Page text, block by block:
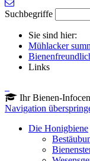
Suchbegriffe
Sie sind hier:
Mühlacker
Links
Ihr Bienen-
Navigation
Die Honigbiene